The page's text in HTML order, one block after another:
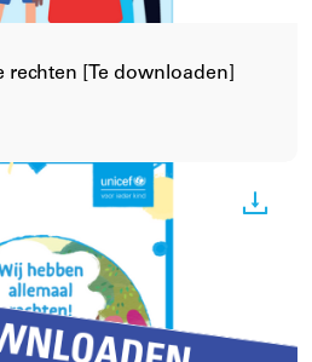
rechten [Te downloaden]